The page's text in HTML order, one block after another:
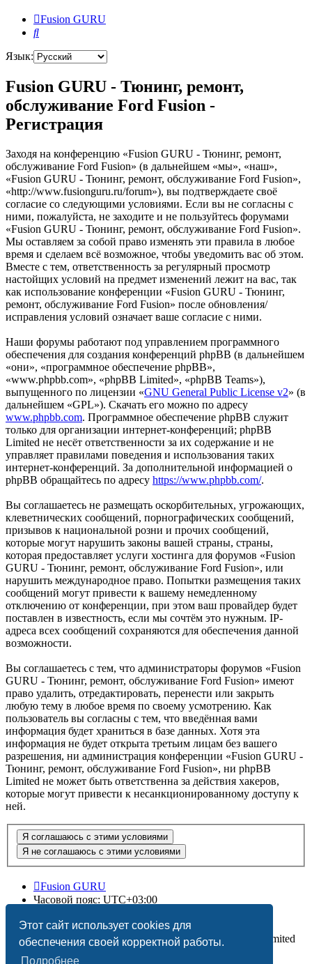
Этот сайт использует cookies для
обеспечения своей корректной работы.
Подробнее
Fusion GURU
Поиск
Язык:
Fusion GURU - Тюнинг, ремонт,
обслуживание Ford Fusion -
Регистрация
Заходя на конференцию «Fusion GURU - Тюнинг, ремонт,
обслуживание Ford Fusion» (в дальнейшем «мы», «наш»,
«Fusion GURU - Тюнинг, ремонт, обслуживание Ford Fusion»,
«http://www.fusionguru.ru/forum»), вы подтверждаете своё
согласие со следующими условиями. Если вы не согласны с
ними, пожалуйста, не заходите и не пользуйтесь форумами
«Fusion GURU - Тюнинг, ремонт, обслуживание Ford Fusion».
Мы оставляем за собой право изменять эти правила в любое
время и сделаем всё возможное, чтобы уведомить вас об этом.
Вместе с тем, ответственность за регулярный просмотр
настойщих условий на предмет изменений лежит на вас, так
как использование конференции «Fusion GURU - Тюнинг,
ремонт, обслуживание Ford Fusion» после обновления/
исправления условий означает ваше согласие с ними.
Наши форумы работают под управлением программного
обеспечения для создания конференций phpBB (в дальнейшем
«они», «программное обеспечение phpBB»,
«www.phpbb.com», «phpBB Limited», «phpBB Teams»),
выпущенного по лицензии «GNU General Public License v2» (в
дальнейшем «GPL»). Скачать его можно по адресу
www.phpbb.com. Программное обеспечение phpBB служит
только для организации интернет-конференций; phpBB
Limited не несёт ответственности за их содержание и не
управляет правилами поведения и использования таких
интернет-конференций. За дополнительной информацией о
phpBB обращайтесь по адресу https://www.phpbb.com/.
Вы соглашаетесь не размещать оскорбительных, угрожающих,
клеветнических сообщений, порнографических сообщений,
призывов к национальной розни и прочих сообщений,
которые могут нарушить законы вашей страны, страны,
которая предоставляет услуги хостинга для форумов «Fusion
GURU - Тюнинг, ремонт, обслуживание Ford Fusion», или
нарушить международное право. Попытки размещения таких
сообщений могут привести к вашему немедленному
отключению от конференции, при этом ваш провайдер будет
поставлен в известность, если мы сочтём это нужным. IP-
адреса всех сообщений сохраняются для обеспечения данной
возможности.
Вы соглашаетесь с тем, что администраторы форумов «Fusion
GURU - Тюнинг, ремонт, обслуживание Ford Fusion» имеют
право удалить, отредактировать, перенести или закрыть
любую тему в любое время по своему усмотрению. Как
пользователь вы согласны с тем, что введённая вами
информация будет храниться в базе данных. Хотя эта
информация не будет открыта третьим лицам без вашего
разрешения, ни администрация конференции «Fusion GURU -
Тюнинг, ремонт, обслуживание Ford Fusion», ни phpBB
Limited не может быть ответственна за действия хакеров,
которые могут привести к несанкционированному доступу к
ней.
Fusion GURU
Часовой пояс: UTC+03:00
Создано на основеphpBB® Forum Software © phpBB Limited